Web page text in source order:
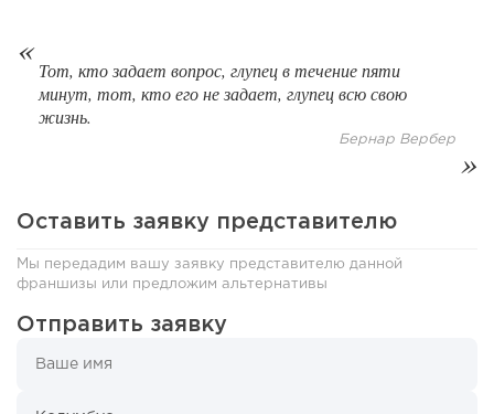
10 2
Тот, кто задает вопрос, глупец в течение пяти
минут, тот, кто его не задает, глупец всю свою
жизнь.
Бернар Вербер
Оставить заявку представителю
Мы передадим вашу заявку представителю данной
франшизы или предложим альтернативы
Отправить заявку